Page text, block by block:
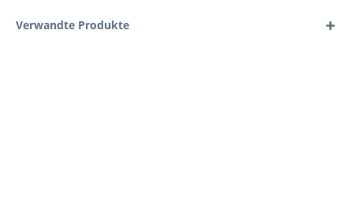
Verwandte Produkte